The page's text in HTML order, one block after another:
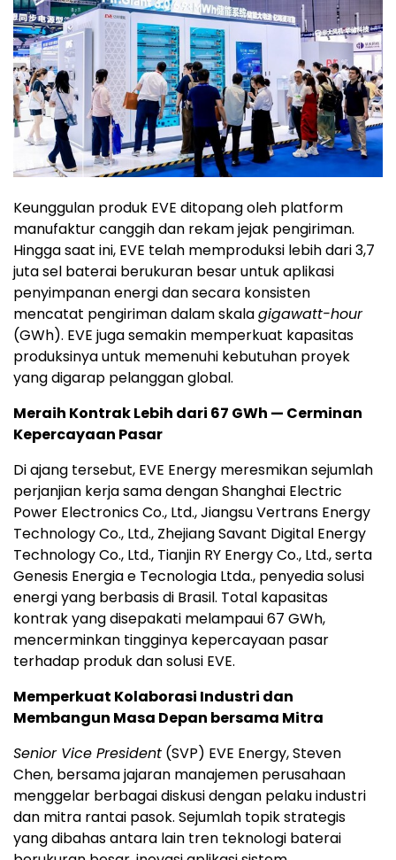
Keunggulan produk EVE ditopang oleh platform
manufaktur canggih dan rekam jejak pengiriman.
Hingga saat ini, EVE telah memproduksi lebih dari 3,7
juta sel baterai berukuran besar untuk aplikasi
penyimpanan energi dan secara konsisten
mencatat pengiriman dalam skalagigawatt-hour
(GWh). EVE juga semakin memperkuat kapasitas
produksinya untuk memenuhi kebutuhan proyek
yang digarap pelanggan global.
Meraih Kontrak Lebih dari 67 GWh — Cerminan
Kepercayaan Pasar
Di ajang tersebut, EVE Energy meresmikan sejumlah
perjanjian kerja sama dengan Shanghai Electric
Power Electronics Co., Ltd., Jiangsu Vertrans Energy
Technology Co., Ltd., Zhejiang Savant Digital Energy
Technology Co., Ltd., Tianjin RY Energy Co., Ltd., serta
Genesis Energia e Tecnologia Ltda., penyedia solusi
energi yang berbasis di Brasil. Total kapasitas
kontrak yang disepakati melampaui 67 GWh,
mencerminkan tingginya kepercayaan pasar
terhadap produk dan solusi EVE.
Memperkuat Kolaborasi Industri dan
Membangun Masa Depan bersama Mitra
Senior Vice President (SVP) EVE Energy, Steven
Chen, bersama jajaran manajemen perusahaan
menggelar berbagai diskusi dengan pelaku industri
dan mitra rantai pasok. Sejumlah topik strategis
yang dibahas antara lain tren teknologi baterai